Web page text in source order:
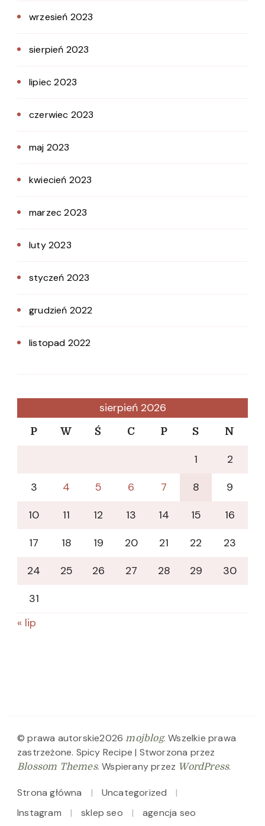
wrzesień 2023
sierpień 2023
lipiec 2023
czerwiec 2023
maj 2023
kwiecień 2023
marzec 2023
luty 2023
styczeń 2023
grudzień 2022
listopad 2022
sierpień 2026
P W Ś C P S N
1
2
3
4 5 6 7 8
9
10
11 12 13 14 15
16
17
18 19 20 21 22
23
24
25 26 27 28 29
30
31
« lip
© prawa autorskie2026mojblog. Wszelkie prawa
zastrzeżone. Spicy Recipe | Stworzona przez
Blossom Themes. Wspierany przez WordPress.
Strona główna
Uncategorized
Instagram
sklep seo agencja seo